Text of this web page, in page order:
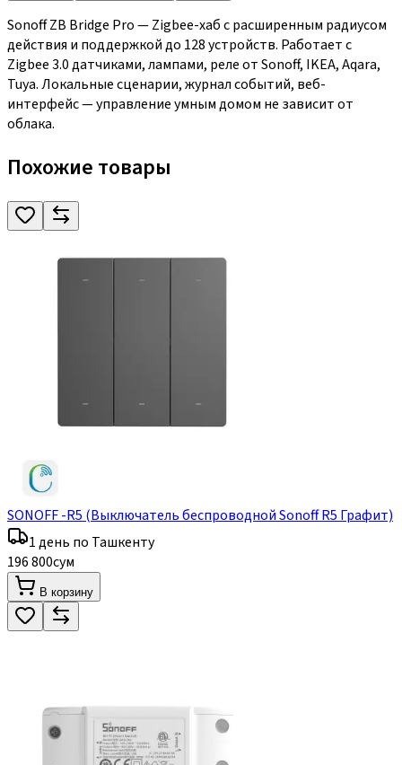
Sonoff ZB Bridge Pro — Zigbee-хаб с расширенным радиусом
действия и поддержкой до 128 устройств. Работает с
Zigbee 3.0 датчиками, лампами, реле от Sonoff, IKEA, Aqara,
Tuya. Локальные сценарии, журнал событий, веб-
интерфейс — управление умным домом не зависит от
облака.
Похожие товары
SONOFF -R5 (Выключатель беспроводной Sonoff R5 Графит)
1 день по Ташкенту
196 800сум
В корзину